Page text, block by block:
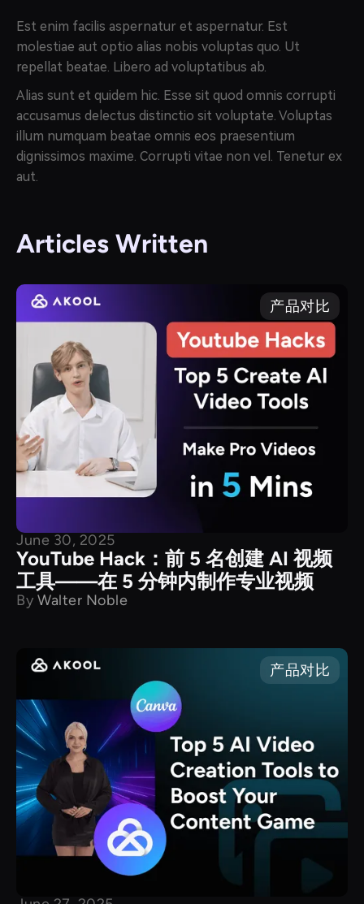
Est enim facilis aspernatur et aspernatur. Est
molestiae aut optio alias nobis voluptas quo. Ut
repellat beatae. Libero ad voluptatibus ab.
Alias sunt et quidem hic. Esse sit quod omnis corrupti
accusamus delectus distinctio sit voluptate. Voluptas
illum numquam beatae omnis eos praesentium
dignissimos maxime. Corrupti vitae non vel. Tenetur ex
aut.
Articles Written
产品对比
June 30, 2025
YouTube Hack：前 5 名创建 AI 视频
工具——在 5 分钟内制作专业视频
By Walter Noble
产品对比